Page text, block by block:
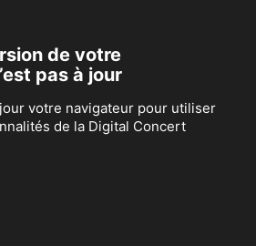
de votre
pas à jour
votre navigateur pour utiliser
de la Digital Concert